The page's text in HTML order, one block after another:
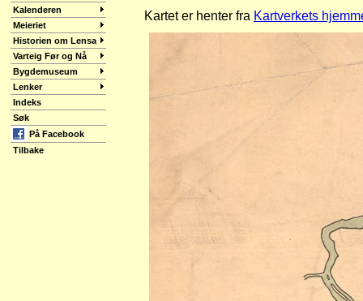
Kalenderen
Meieriet
Historien om Lensa
Varteig Før og Nå
Bygdemuseum
Lenker
Indeks
Søk
På Facebook
Tilbake
Kartet er henter fra Kartverkets